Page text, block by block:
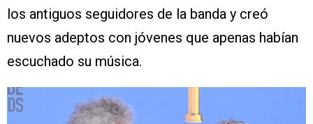
los antiguos seguidores de la banda y creó
nuevos adeptos con jóvenes que apenas habían
escuchado su música.